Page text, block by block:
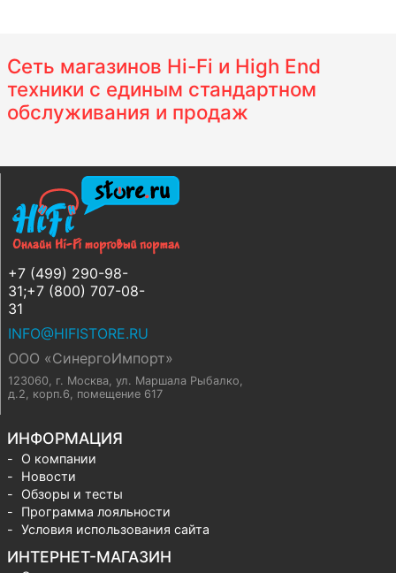
Сеть магазинов Hi-Fi и High End
техники с единым стандартном
обслуживания и продаж
+7 (499) 290-98-
31;+7 (800) 707-08-
31
INFO@HIFISTORE.RU
ООО «СинергоИмпорт»
123060, г. Москва, ул. Маршала Рыбалко,
д.2, корп.6, помещение 617
ИНФОРМАЦИЯ
О компании
Новости
Обзоры и тесты
Программа лояльности
Условия использования сайта
ИНТЕРНЕТ-МАГАЗИН